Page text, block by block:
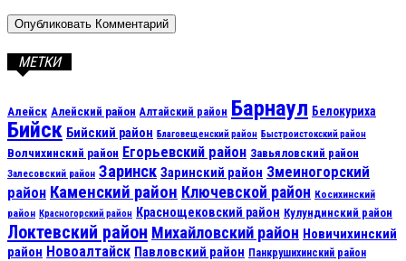
МЕТКИ
Алейск Алейский район Алтайский район Барнаул Белокуриха
Бийск Бийский район Благовещенский район Быстроистокский район
Волчихинский район Егорьевский район Завьяловский район
Залесовский район Заринск Заринский район Змеиногорский
район Каменский район Ключевской район Косихинский
район Красногорский район Краснощековский район Кулундинский район
Локтевский район Михайловский район Новичихинский
район Новоалтайск Павловский район Панкрушихинский район